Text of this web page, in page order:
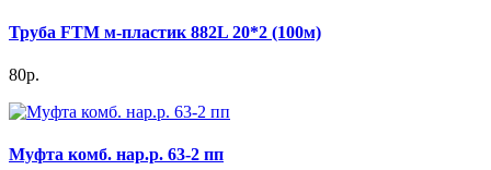
Труба FTM м-пластик 882L 20*2 (100м)
80р.
Муфта комб. нар.р. 63-2 пп